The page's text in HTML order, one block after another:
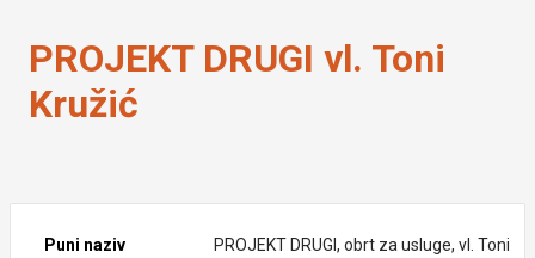
PROJEKT DRUGI vl. Toni
Kružić
Puni naziv
PROJEKT DRUGI, obrt za usluge, vl. Toni